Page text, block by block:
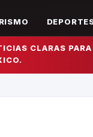
CLARAS